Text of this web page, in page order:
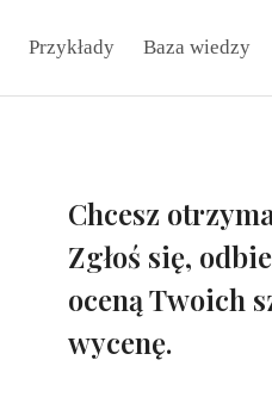
Przykłady Baza wiedzy
Chcesz
Zgłoś się,
oceną Twoich
wycenę.